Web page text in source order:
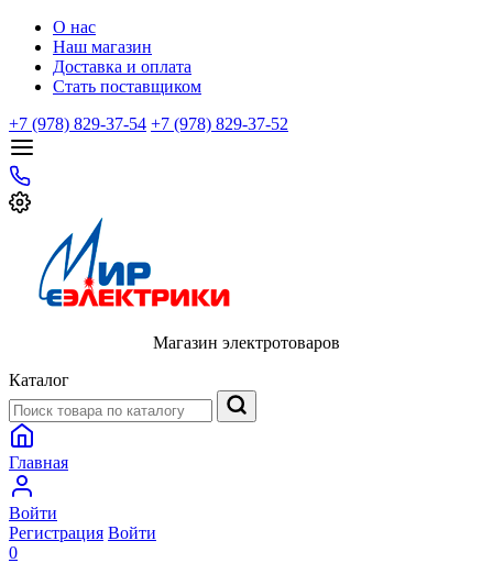
О нас
Наш магазин
Доставка и оплата
Стать поставщиком
+7 (978) 829-37-54 +7 (978) 829-37-52
Магазин электротоваров
Каталог
Главная
Войти
Регистрация Войти
0